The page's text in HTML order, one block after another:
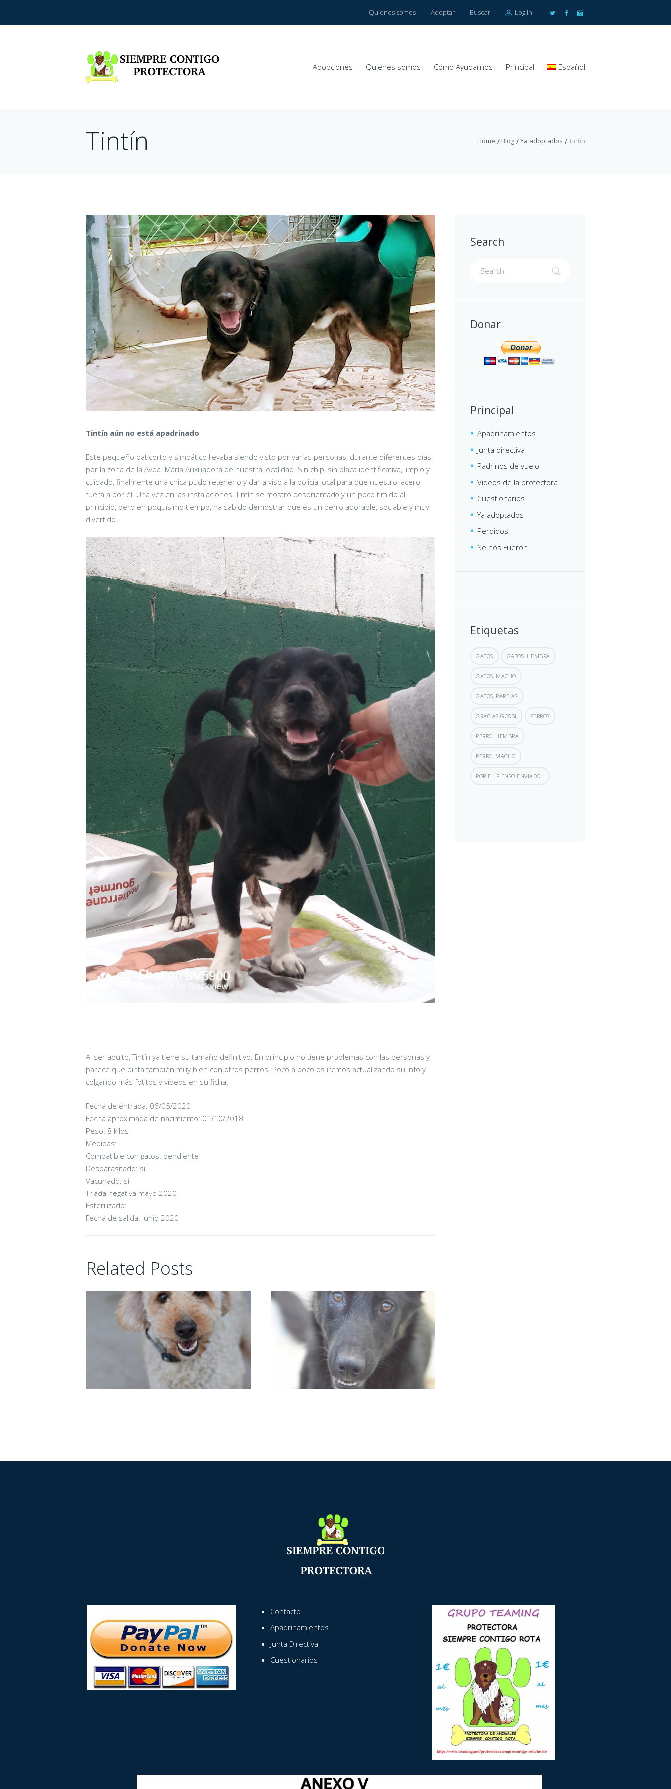
Quienes somos Adoptar Buscar Log in
Adopciones Quienes somos Cómo Ayudarnos Principal Español
Home Blog Ya adoptados Tintín
Tintín
Tintín aún no está apadrinado
Este pequeño paticorto y simpático llevaba siendo visto por varias personas, durante diferentes días,
por la zona de la Avda. María Auxiliadora de nuestra localidad. Sin chip, sin placa identificativa, limpio y
cuidado, finalmente una chica pudo retenerlo y dar a viso a la policía local para que nuestro lacero
fuera a por él. Una vez en las instalaciones, Tintín se mostró desorientado y un poco tímido al
principio, pero en poquísimo tiempo, ha sabido demostrar que es un perro adorable, sociable y muy
divertido.
Al ser adulto, Tintín ya tiene su tamaño definitivo. En principio no tiene problemas con las personas y
parece que pinta también muy bien con otros perros. Poco a poco os iremos actualizando su info y
colgando más fotitos y vídeos en su ficha.
Fecha de entrada: 06/05/2020
Fecha aproximada de nacimiento: 01/10/2018
Peso: 8 kilos
Medidas:
Compatible con gatos: pendiente
Desparasitado: si
Vacunado: si
Triada negativa mayo 2020
Esterilizado:
Fecha de salida: junio 2020
Related Posts
CANDY
16/06/2026
Search
Donar
Principal
Apadrinamientos
Junta directiva
Padrinos de vuelo
Videos de la protectora
Cuestionarios
Ya adoptados
Perdidos
Se nos Fueron
Etiquetas
GATOS GATOS_HEMBRA
GATOS_MACHO
GATOS_PAREJAS
GRACIAS GOSBI PERROS
PERRO_HEMBRA
PERRO_MACHO
POR EL PIENSO ENVIADO .
Contacto
Apadrinamientos
Junta Directiva
Cuestionarios